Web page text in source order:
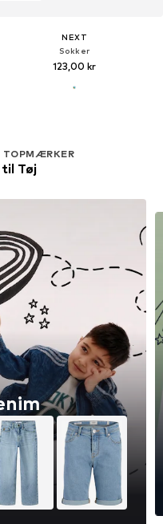
TOPMÆRKER
Tøj
NEXT
Sokker
123,00 kr